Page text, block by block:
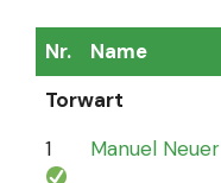
Nr. Name
Torwart
1
Manuel Neuer